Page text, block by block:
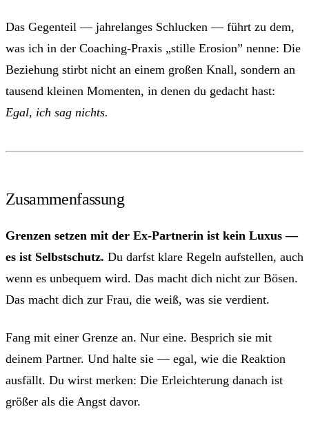
Das Gegenteil — jahrelanges Schlucken — führt zu dem,
was ich in der Coaching-Praxis „stille Erosion” nenne: Die
Beziehung stirbt nicht an einem großen Knall, sondern an
tausend kleinen Momenten, in denen du gedacht hast:
Egal, ich sag nichts.
Zusammenfassung
Grenzen setzen mit der Ex-Partnerin ist kein Luxus —
es ist Selbstschutz. Du darfst klare Regeln aufstellen, auch
wenn es unbequem wird. Das macht dich nicht zur Bösen.
Das macht dich zur Frau, die weiß, was sie verdient.
Fang mit einer Grenze an. Nur eine. Besprich sie mit
deinem Partner. Und halte sie — egal, wie die Reaktion
ausfällt. Du wirst merken: Die Erleichterung danach ist
größer als die Angst davor.